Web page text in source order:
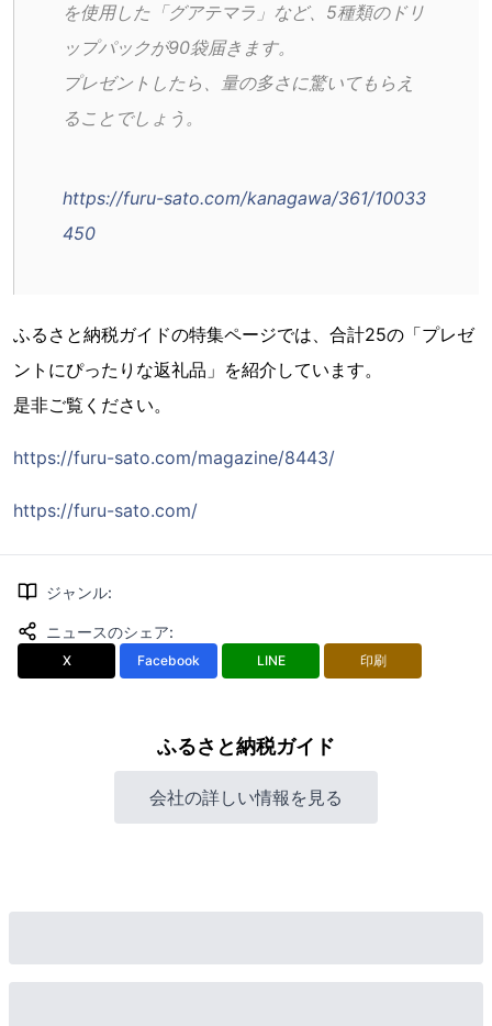
を使用した「グアテマラ」など、5種類のドリ
ップパックが90袋届きます。
プレゼントしたら、量の多さに驚いてもらえ
ることでしょう。
https://furu-sato.com/kanagawa/361/10033
450
ふるさと納税ガイドの特集ページでは、合計25の「プレゼ
ントにぴったりな返礼品」を紹介しています。
是非ご覧ください。
https://furu-sato.com/magazine/8443/
https://furu-sato.com/
ジャンル:
ニュースのシェア:
X Facebook LINE 印刷
ふるさと納税ガイド
会社の詳しい情報を見る